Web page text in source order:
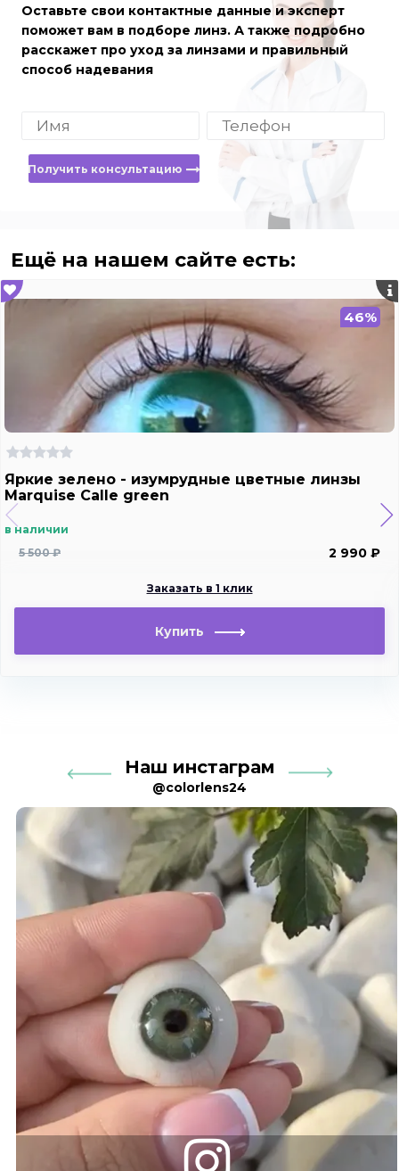
Оставьте свои контактные данные и эксперт
поможет вам в подборе линз. А также подробно
расскажет про уход за линзами и правильный
способ надевания
Получить консультацию
Ещё на нашем сайте есть:
46%
Яркие зелено - изумрудные цветные линзы
Marquise Calle green
в наличии
5 500 ₽
2 990 ₽
Заказать в 1 клик
Наш инстаграм
@colorlens24